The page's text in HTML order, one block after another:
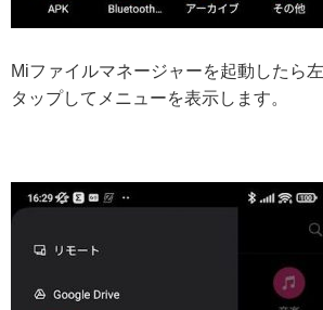
Miファイルマネージャーを起動したら
タップしてメニューを表示します。